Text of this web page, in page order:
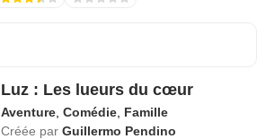
Luz : Les lueurs du cœur
Aventure ,Comédie Famille
Créée par Guillermo Pendino